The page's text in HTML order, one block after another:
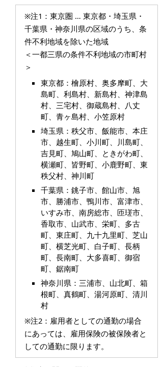
※注1：東京圏 … 東京都・埼玉県・
千葉県・神奈川県の区域のうち、条
件不利地域を除いた地域
＜一都三県の条件不利地域の市町村
＞
東京都：檜原村、奥多摩町、大
島町、利島村、新島村、神津島
村、三宅村、御蔵島村、八丈
町、青ヶ島村、小笠原村
埼玉県：秩父市、飯能市、本庄
市、越生町、小川町、 川島町、
吉見町、鳩山町、 ときがわ町、
横瀬町、皆野町、小鹿野町、東
秩父村、神川町
千葉県： 銚子市、館山市、旭
市、勝浦市、鴨川市、富津市、
いすみ市、南房総市、匝瑳市、
香取市、山武市、栄町、多古
町、東庄町、九十九里町、芝山
町、横芝光町、白子町、長柄
町、長南町、大多喜町、御宿
町、鋸南町
神奈川県： 三浦市、山北町、箱
根町、真鶴町、湯河原町、清川
村
※注2：雇用者としての通勤の場合
にあっては、雇用保険の被保険者と
しての通勤に限ります。